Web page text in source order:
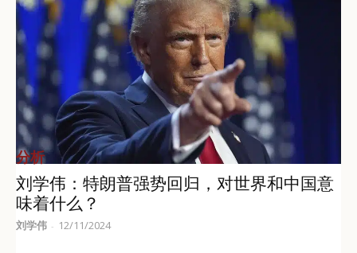
分析
刘学伟：特朗普强势回归，对世界和中国意
味着什么？
刘学伟 - 12/11/2024